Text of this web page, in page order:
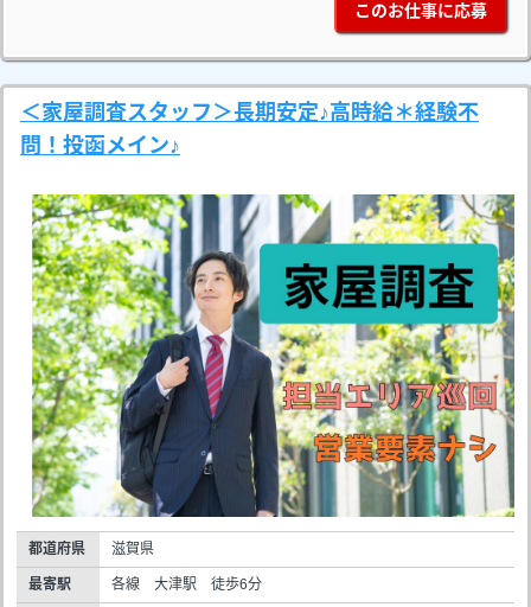
このお仕事に応募
＜家屋調査スタッフ＞長期安定♪高時給＊経験不
問！投函メイン♪
都道府県 滋賀県
最寄駅 各線 大津駅 徒歩6分